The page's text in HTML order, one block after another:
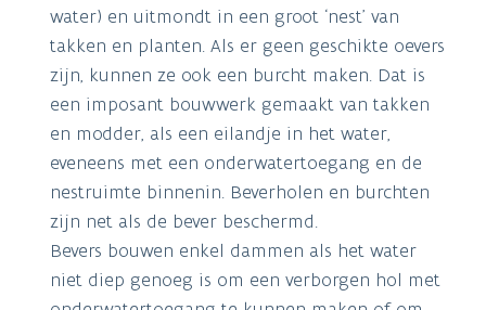
water) en uitmondt in een groot ‘nest’ van
takken en planten. Als er geen geschikte oevers
zijn, kunnen ze ook een burcht maken. Dat is
een imposant bouwwerk gemaakt van takken
en modder, als een eilandje in het water,
eveneens met een onderwatertoegang en de
nestruimte binnenin. Beverholen en burchten
zijn net als de bever beschermd.
Bevers bouwen enkel dammen als het water
niet diep genoeg is om een verborgen hol met